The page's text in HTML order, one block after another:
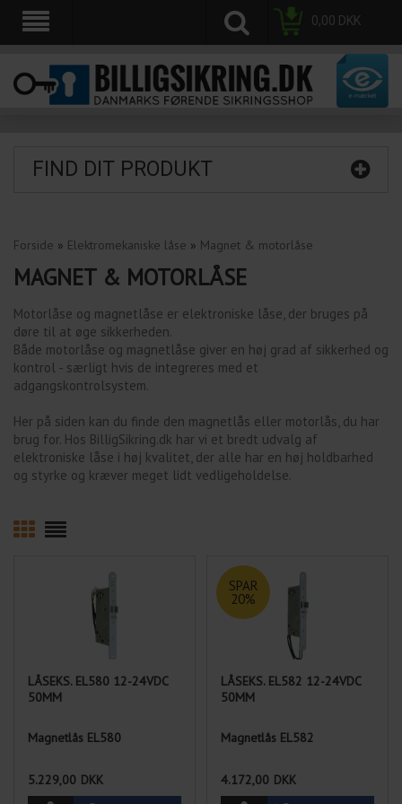
0,00 DKK
FIND DIT PRODUKT
Forside » Elektromekaniske låse » Magnet & motorlåse
MAGNET & MOTORLÅSE
Motorlåse og magnetlåse er elektroniske låse, der bruges på
døre til at øge sikkerheden.
Både motorlåse og magnetlåse giver en høj grad af sikkerhed og
kontrol - særligt hvis de integreres med et
adgangskontrolsystem.
Her på siden kan du finde den magnetlås eller motorlås, du har
brug for. Hos BilligSikring.dk har vi et bredt udvalg af
elektroniske låse i høj kvalitet, der alle har en høj holdbarhed
og styrke og kræver meget lidt vedligeholdelse.
LÅSEKS. EL580 12-24VDC
50MM
Magnetlås EL580
Læs mere og vælg variant
5.229,00 DKK
SPAR
20%
LÅSEKS. EL582 12-24VDC
50MM
Magnetlås EL582
Læs mere og vælg variant
4.172,00 DKK